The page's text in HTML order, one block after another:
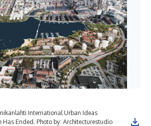
International Urban Ideas
Has Ended. Photo by: Architecturestudio